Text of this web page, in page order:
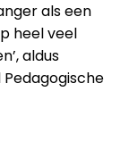
als een
heel veel
aldus
Pedagogische